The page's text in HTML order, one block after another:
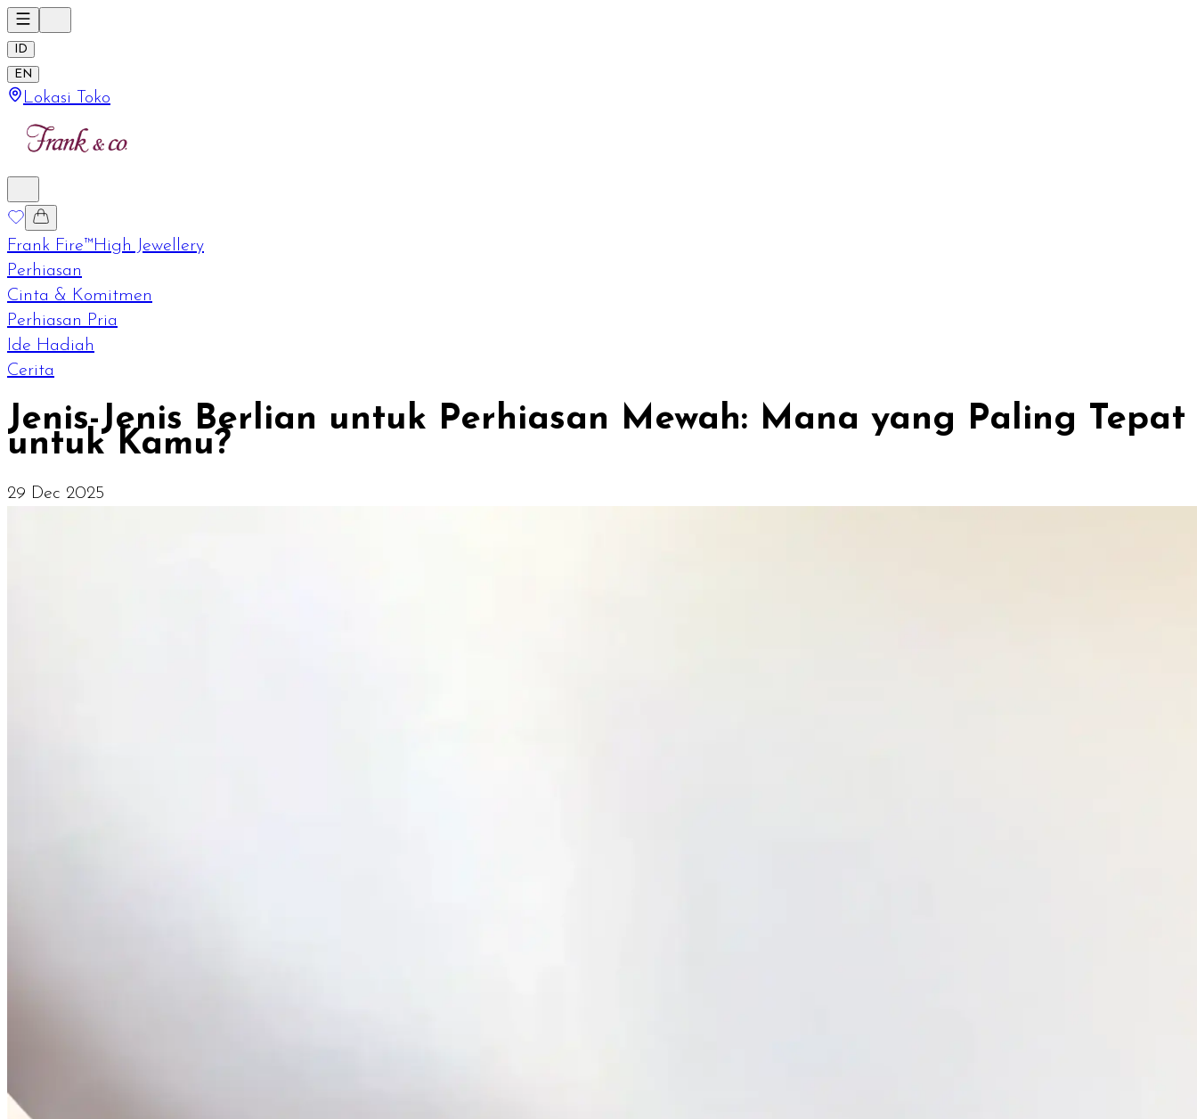
ID
EN
Lokasi Toko
Frank Fire™High Jewellery
Perhiasan
Cinta & Komitmen
Perhiasan Pria
Ide Hadiah
Cerita
Jenis-Jenis Berlian untuk Perhiasan Mewah: Mana yang Paling Tepat
untuk Kamu?
29 Dec 2025